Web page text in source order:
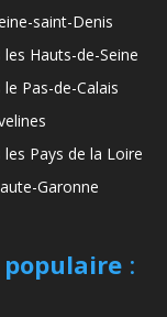
saint-Denis
Hauts-de-Seine
Pas-de-Calais
Pays de la Loire
Garonne
: